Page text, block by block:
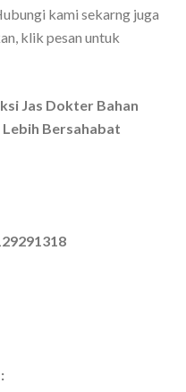
kami sekarng juga
klik pesan untuk
Jas Dokter Bahan
Bersahabat